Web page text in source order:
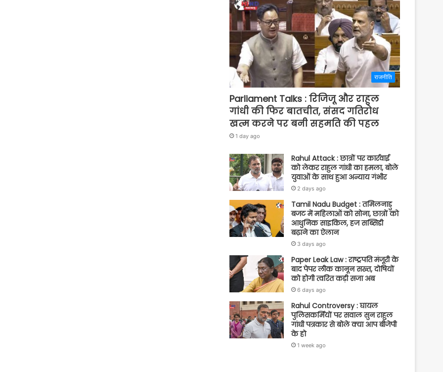
राजनीति
Parliament Talks : रिजिजू और राहुल
गांधी की फिर बातचीत, संसद गतिरोध
खत्म करने पर बनी सहमति की पहल
1 day ago
Rahul Attack : छात्रों पर कार्रवाई
को लेकर राहुल गांधी का हमला, बोले
युवाओं के साथ हुआ अन्याय गंभीर
2 days ago
Tamil Nadu Budget : तमिलनाडु
बजट में महिलाओं को सोना, छात्रों को
आधुनिक साइकिल, हज सब्सिडी
बढ़ाने का ऐलान
3 days ago
Paper Leak Law : राष्ट्रपति मंजूरी के
बाद पेपर लीक कानून सख्त, दोषियों
को होगी त्वरित कड़ी सजा अब
6 days ago
Rahul Controversy : घायल
पुलिसकर्मियों पर सवाल सुन राहुल
गांधी पत्रकार से बोले क्या आप बीजेपी
के हो
1 week ago